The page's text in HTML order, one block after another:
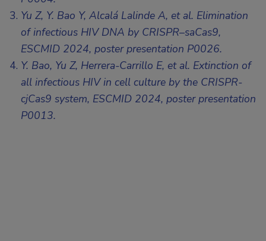
Yu Z, Y. Bao Y, Alcalá Lalinde A, et al. Elimination
of infectious HIV DNA by CRISPR–saCas9,
ESCMID 2024, poster presentation P0026.
Y. Bao, Yu Z, Herrera-Carrillo E, et al. Extinction of
all infectious HIV in cell culture by the CRISPR-
cjCas9 system, ESCMID 2024, poster presentation
P0013.